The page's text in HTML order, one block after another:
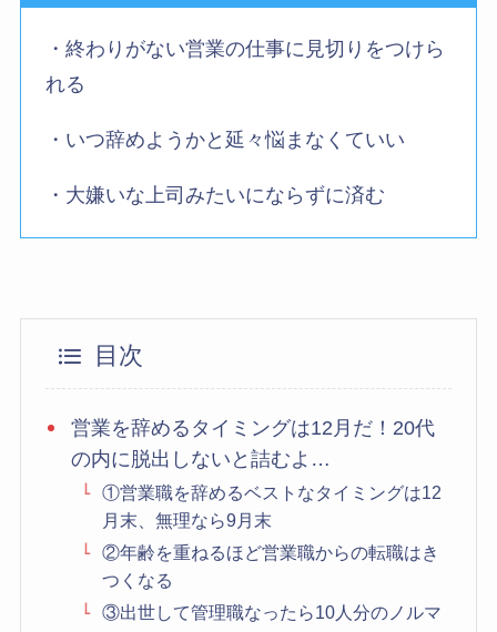
・終わりがない営業の仕事に見切りをつけら
れる
・いつ辞めようかと延々悩まなくていい
・大嫌いな上司みたいにならずに済む
目次
営業を辞めるタイミングは12月だ！20代
の内に脱出しないと詰むよ…
①営業職を辞めるベストなタイミングは12
月末、無理なら9月末
②年齢を重ねるほど営業職からの転職はき
つくなる
③出世して管理職なったら10人分のノルマ